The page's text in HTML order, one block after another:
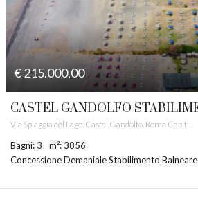
€ 215.000,00
Via Spiaggia del Lago, Castel Gandolfo, Roma Capitale, Lazio, 00073, Italia
Bagni: 3
m²: 3856
Concessione Demaniale Stabilimento Balneare